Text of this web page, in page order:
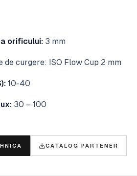
orificului: 3 mm
de curgere: ISO Flow Cup 2 mm
10-40
30 – 100
CATALOG PARTENER